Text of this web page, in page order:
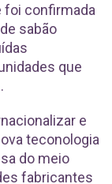
foi confirmada
sabão
que
e
teconologia
do meio
fabricantes